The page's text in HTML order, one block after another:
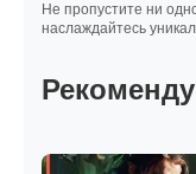
Не пропустите ни
наслаждайтесь